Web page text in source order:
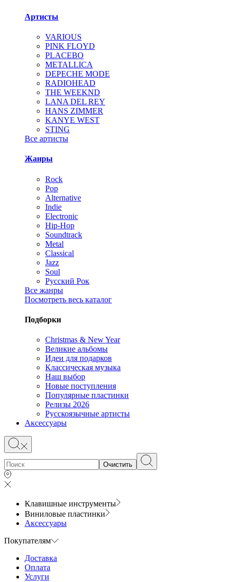
Артисты
VARIOUS
PINK FLOYD
PLACEBO
METALLICA
DEPECHE MODE
RADIOHEAD
THE WEEKND
LANA DEL REY
HANS ZIMMER
KANYE WEST
STING
Все артисты
Жанры
Rock
Pop
Alternative
Indie
Electronic
Hip-Hop
Soundtrack
Metal
Classical
Jazz
Soul
Русский Рок
Все жанры
Посмотреть весь каталог
Подборки
Christmas & New Year
Великие альбомы
Идеи для подарков
Классическая музыка
Наш выбор
Новые поступления
Популярные пластинки
Релизы 2026
Русскоязычные артисты
Аксессуары
Очистить
Клавишные инструменты
Виниловые пластинки
Аксессуары
Покупателям
Доставка
Оплата
Услуги